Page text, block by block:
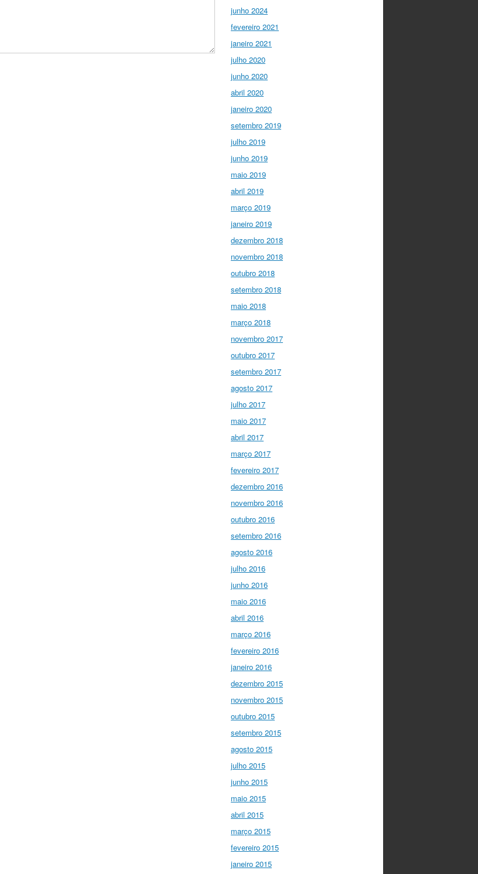
junho 2024
fevereiro 2021
janeiro 2021
julho 2020
junho 2020
abril 2020
janeiro 2020
setembro 2019
julho 2019
junho 2019
maio 2019
abril 2019
março 2019
janeiro 2019
dezembro 2018
novembro 2018
outubro 2018
setembro 2018
maio 2018
março 2018
novembro 2017
outubro 2017
setembro 2017
agosto 2017
julho 2017
maio 2017
abril 2017
março 2017
fevereiro 2017
dezembro 2016
novembro 2016
outubro 2016
setembro 2016
agosto 2016
julho 2016
junho 2016
maio 2016
abril 2016
março 2016
fevereiro 2016
janeiro 2016
dezembro 2015
novembro 2015
outubro 2015
setembro 2015
agosto 2015
julho 2015
junho 2015
maio 2015
abril 2015
março 2015
fevereiro 2015
janeiro 2015